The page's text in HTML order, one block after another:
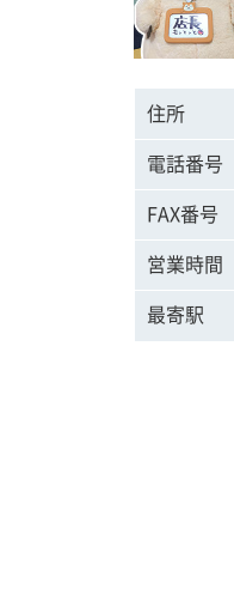
住所
電話番号
FAX番号
営業時間
最寄駅